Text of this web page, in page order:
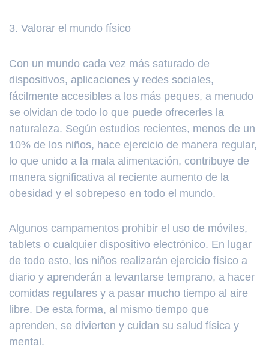
3. Valorar el mundo físico
Con un mundo cada vez más saturado de
dispositivos, aplicaciones y redes sociales,
fácilmente accesibles a los más peques, a menudo
se olvidan de todo lo que puede ofrecerles la
naturaleza. Según estudios recientes, menos de un
10% de los niños, hace ejercicio de manera regular,
lo que unido a la mala alimentación, contribuye de
manera significativa al reciente aumento de la
obesidad y el sobrepeso en todo el mundo.
Algunos campamentos prohibir el uso de móviles,
tablets o cualquier dispositivo electrónico. En lugar
de todo esto, los niños realizarán ejercicio físico a
diario y aprenderán a levantarse temprano, a hacer
comidas regulares y a pasar mucho tiempo al aire
libre. De esta forma, al mismo tiempo que
aprenden, se divierten y cuidan su salud física y
mental.